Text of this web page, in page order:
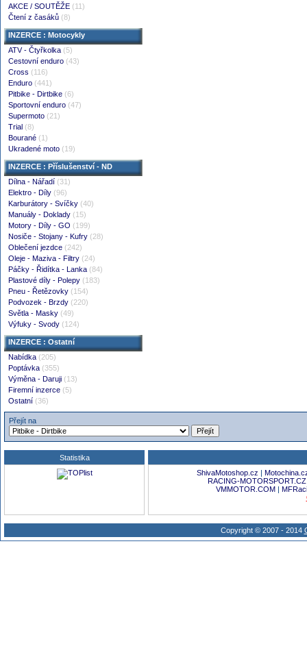
AKCE / SOUTĚŽE (11)
Čtení z časáků (8)
INZERCE : Motocykly
ATV - Čtyřkolka (5)
Cestovní enduro (43)
Cross (116)
Enduro (441)
Pitbike - Dirtbike (6)
Sportovní enduro (47)
Supermoto (21)
Trial (8)
Bourané (1)
Ukradené moto (19)
INZERCE : Příslušenství - ND
Dílna - Nářadí (31)
Elektro - Díly (96)
Karburátory - Svíčky (40)
Manuály - Doklady (15)
Motory - Díly - GO (199)
Nosiče - Stojany - Kufry (28)
Oblečení jezdce (242)
Oleje - Maziva - Filtry (24)
Páčky - Řidítka - Lanka (84)
Plastové díly - Polepy (183)
Pneu - Řetězovky (154)
Podvozek - Brzdy (220)
Světla - Masky (49)
Výfuky - Svody (124)
INZERCE : Ostatní
Nabídka (205)
Poptávka (355)
Výměna - Daruji (13)
Firemní inzerce (5)
Ostatní (36)
Přejít na
Statistika
ShivaMotoshop.cz |
RACING-MOTORSPORT.CZ
VMMOTOR.COM |
Copyright © 2007 - 2014